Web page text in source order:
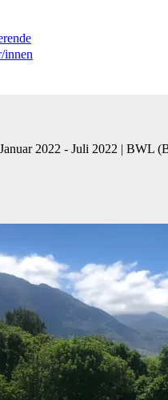
innen
2022 - Juli 2022 | BWL